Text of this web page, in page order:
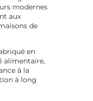
modernes
aux
de
en
alimentaire,
à la
à long